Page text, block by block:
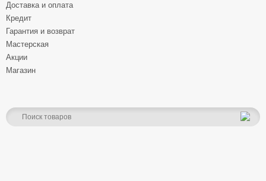
Доставка и оплата
Кредит
Гарантия и возврат
Мастерская
Акции
Магазин